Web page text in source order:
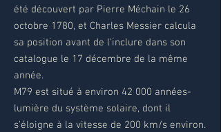
été découvert par Pierre Méchain le 26
octobre 1780, et Charles Messier calcula
sa position avant de l'inclure dans son
catalogue le 17 décembre de la même
année.
M79 est situé à environ 42 000 années-
lumière du système solaire, dont il
s'éloigne à la vitesse de 200 km/s environ.